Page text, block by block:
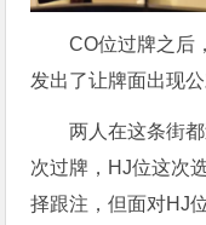
CO位过牌之后
发出了让牌面出现公
两人在这条街
次过牌，HJ位这次
择跟注，但面对HJ